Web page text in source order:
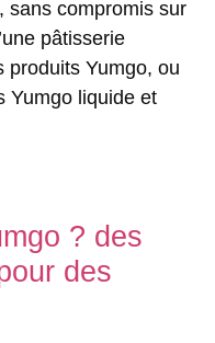
sans compromis sur
pâtisserie
produits Yumgo, ou
Yumgo liquide et
? des
des